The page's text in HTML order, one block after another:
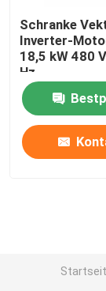
Schranke
Inverter-
18,5 kW 480
Hz